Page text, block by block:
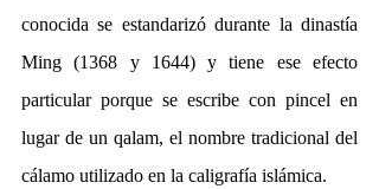
conocida se estandarizó durante la dinastía
Ming (1368 y 1644) y tiene ese efecto
particular porque se escribe con pincel en
lugar de un qalam, el nombre tradicional del
cálamo utilizado en la caligrafía islámica.